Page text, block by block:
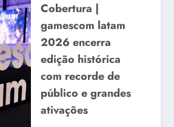
Cobertura |
gamescom latam
2026 encerra
edição histórica
com recorde de
público e grandes
ativações